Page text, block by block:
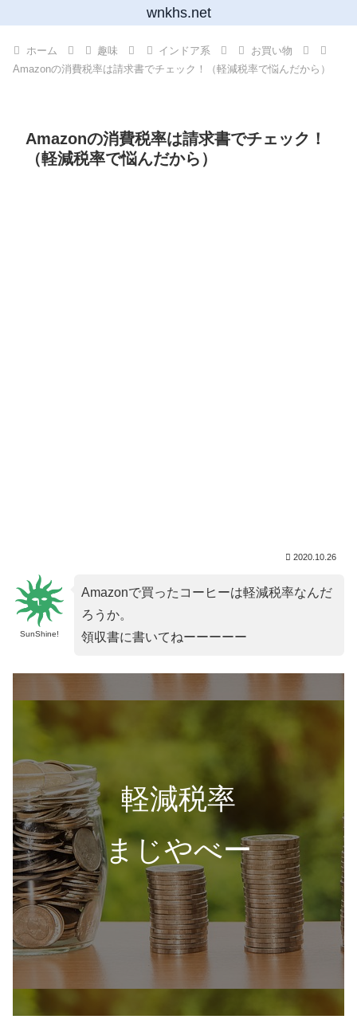
wnkhs.net
ホーム 趣味 インドア系
お買い物
Amazonの消費税率は請求書でチェック！（軽減税率で悩んだから）
Amazonの消費税率は請求書でチェック！
（軽減税率で悩んだから）
2020.10.26
SunShine!
Amazonで買ったコーヒーは軽減税率なんだ
ろうか。
領収書に書いてねーーーーー
軽減税率
まじやべー